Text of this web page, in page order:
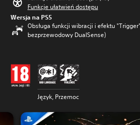
Funkcje ułatwień dostępu
Wersja na PS5
Obsługa funkcji wibracji i efektu
bezprzewodowy DualSense)
Język, Przemoc